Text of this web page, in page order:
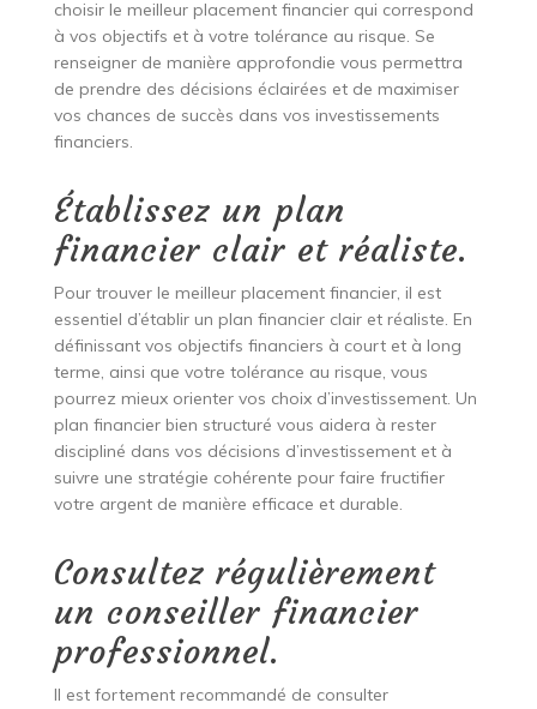
choisir le meilleur placement financier qui correspond
à vos objectifs et à votre tolérance au risque. Se
renseigner de manière approfondie vous permettra
de prendre des décisions éclairées et de maximiser
vos chances de succès dans vos investissements
financiers.
Établissez un plan
financier clair et réaliste.
Pour trouver le meilleur placement financier, il est
essentiel d’établir un plan financier clair et réaliste. En
définissant vos objectifs financiers à court et à long
terme, ainsi que votre tolérance au risque, vous
pourrez mieux orienter vos choix d’investissement. Un
plan financier bien structuré vous aidera à rester
discipliné dans vos décisions d’investissement et à
suivre une stratégie cohérente pour faire fructifier
votre argent de manière efficace et durable.
Consultez régulièrement
un conseiller financier
professionnel.
Il est fortement recommandé de consulter